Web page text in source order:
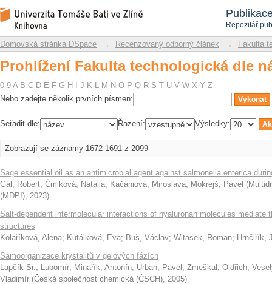
Repozitář
Prohlížení Fakulta technologická dle
Repozitář DSpace/Manakin
Domovská stránka DSpace → Recenzovaný odborný článek → Fakulta
Prohlížení Fakulta technologická dle
0-9 A B C D E F G H J K L M N O P Q R S T U V W X Y Z
Nebo zadejte několik prvních písmen:
Seřadit dle: Řazení: Výsledky:
Zobrazují se záznamy 1672-1691 z 2099
Sage essential oil as an antimicrobial agent against salmonella enterica
Gál, Robert; Čmiková, Natália; Kačániová, Miroslava; Mokrejš, Pavel (
(MDPI), 2023)
Salt-dependent intermolecular interactions of hyaluronan molecules mediate
structures
Kolaříková, Alena; Kutálková, Eva; Buš, Václav; Witasek, Roman; Hrnčiřík,
Samoorganizace krystalitů v gelových fázích
Lapčík Sr., Lubomír; Minařík, Antonín; Urban, Pavel ; Zmeškal, Oldřich;
Vladimír (Česká společnost chemická (ČSCH), 2005)